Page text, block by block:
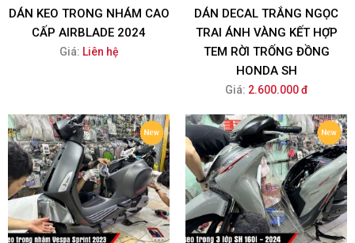
DÁN KEO TRONG NHÁM CAO
CẤP AIRBLADE 2024
Giá: Liên hệ
DÁN DECAL TRẮNG NGỌC
TRAI ÁNH VÀNG KẾT HỢP
TEM RỜI TRỐNG ĐỒNG
HONDA SH
Giá: 2.600.000 đ